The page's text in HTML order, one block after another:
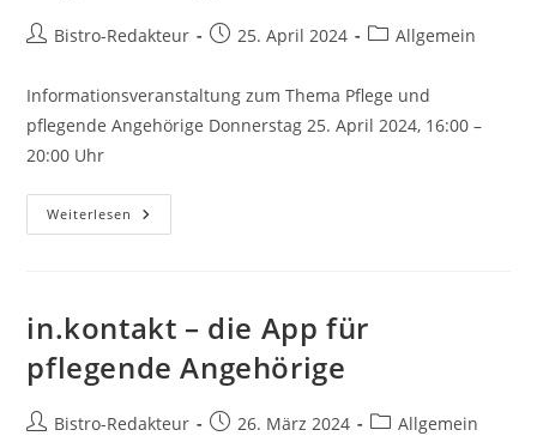
Beitrags-
Bistro-Redakteur
Beitrag25. April 2024
Beitrags-
Allgemein
Informationsveranstaltung zum Thema Pflege und
pflegende Angehörige Donnerstag 25. April 2024, 16:00 –
20:00 Uhr
Weiterlesen Tag
Der
in.kontakt – die App für
pflegende Angehörige
Beitrags-
Bistro-Redakteur
Beitrag26. März 2024
Beitrags-
Allgemein